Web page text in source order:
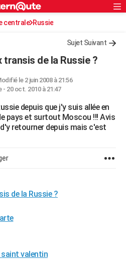
centrale Russie
Sujet Suivant
transis de la Russie ?
le 2 juin 2008 à 21:56
- 20 oct. 2010 à 21:47
depuis que j'y suis allée en
pays et surtout Moscou !!! Avis
retourner depuis mais c'est
de la Russie ?
valentin